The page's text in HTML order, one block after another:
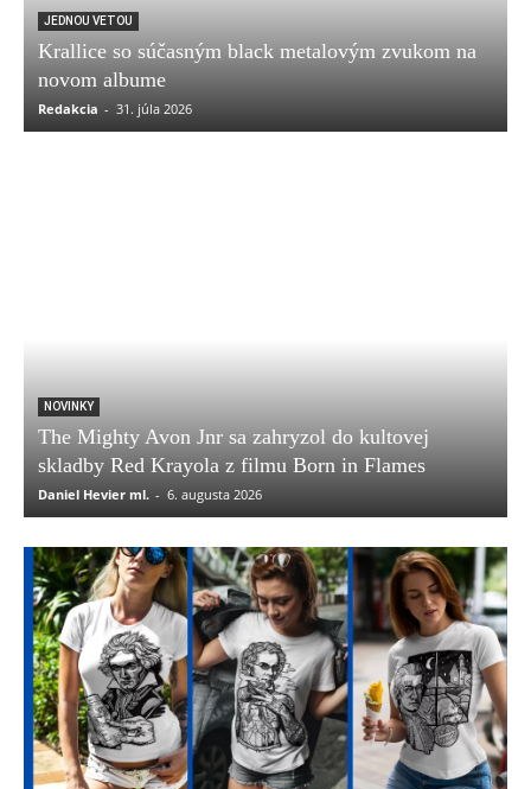
JEDNOU VETOU
Krallice so súčasným black metalovým zvukom na
novom albume
Redakcia - 31. júla 2026
NOVINKY
The Mighty Avon Jnr sa zahryzol do kultovej
skladby Red Krayola z filmu Born in Flames
Daniel Hevier ml. - 6. augusta 2026